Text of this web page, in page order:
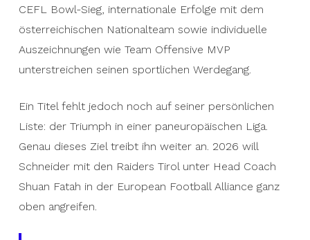
CEFL Bowl-Sieg, internationale Erfolge mit dem
österreichischen Nationalteam sowie individuelle
Auszeichnungen wie Team Offensive MVP
unterstreichen seinen sportlichen Werdegang.
Ein Titel fehlt jedoch noch auf seiner persönlichen
Liste: der Triumph in einer paneuropäischen Liga.
Genau dieses Ziel treibt ihn weiter an. 2026 will
Schneider mit den Raiders Tirol unter Head Coach
Shuan Fatah in der European Football Alliance ganz
oben angreifen.